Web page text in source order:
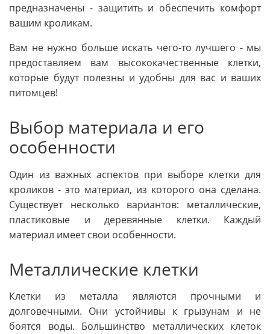
предназначены - защитить и обеспечить комфорт
вашим кроликам.
Вам не нужно больше искать чего-то лучшего - мы
предоставляем вам высококачественные клетки,
которые будут полезны и удобны для вас и ваших
питомцев!
Выбор материала и его
особенности
Один из важных аспектов при выборе клетки для
кроликов - это материал, из которого она сделана.
Существует несколько вариантов: металлические,
пластиковые и деревянные клетки. Каждый
материал имеет свои особенности.
Металлические клетки
Клетки из металла являются прочными и
долговечными. Они устойчивы к грызунам и не
боятся воды. Большинство металлических клеток